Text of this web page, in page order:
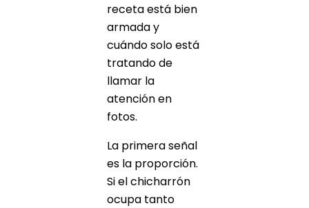
receta está bien
armada y
cuándo solo está
tratando de
llamar la
atención en
fotos.
La primera señal
es la proporción.
Si el chicharrón
ocupa tanto